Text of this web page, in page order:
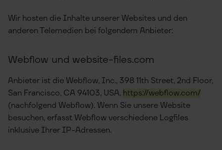
Wir hosten die Inhalte unserer Websites und den
anderen Telemedien bei folgendem Anbieter:
Webflow und website-files.com
Anbieter ist die Webflow, Inc., 398 11th Street, 2nd Floor,
San Francisco, CA 94103, USA, https://webflow.com/
(nachfolgend Webflow). Wenn Sie unsere Website
besuchen, erfasst Webflow verschiedene Logfiles
inklusive Ihrer IP-Adressen.